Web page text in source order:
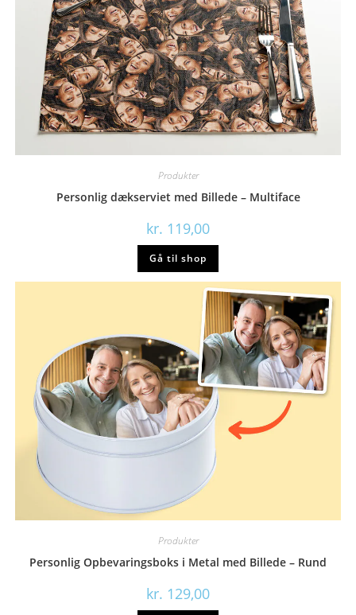
Produkter
Personlig dækserviet med Billede – Multiface
kr. 119,00
Gå til shop
Produkter
Personlig Opbevaringsboks i Metal med Billede – Rund
kr. 129,00